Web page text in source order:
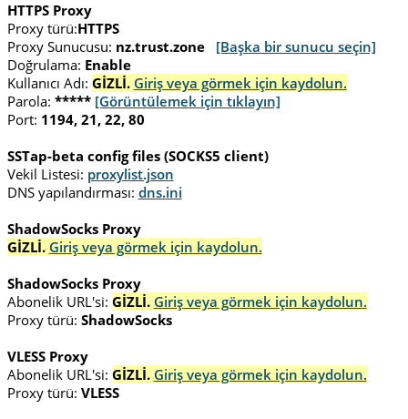
HTTPS Proxy
Proxy türü:HTTPS
Proxy Sunucusu: nz.trust.zone
[Başka bir sunucu seçin]
Doğrulama: Enable
Kullanıcı Adı: GİZLİ. Giriş veya görmek için kaydolun.
Parola: ***** [Görüntülemek için tıklayın]
Port: 1194, 21, 22, 80
SSTap-beta config files (SOCKS5 client)
Vekil Listesi: proxylist.json
DNS yapılandırması: dns.ini
ShadowSocks Proxy
GİZLİ. Giriş veya görmek için kaydolun.
ShadowSocks Proxy
Abonelik URL'si: GİZLİ. Giriş veya görmek için kaydolun.
Proxy türü: ShadowSocks
VLESS Proxy
Abonelik URL'si: GİZLİ. Giriş veya görmek için kaydolun.
Proxy türü: VLESS